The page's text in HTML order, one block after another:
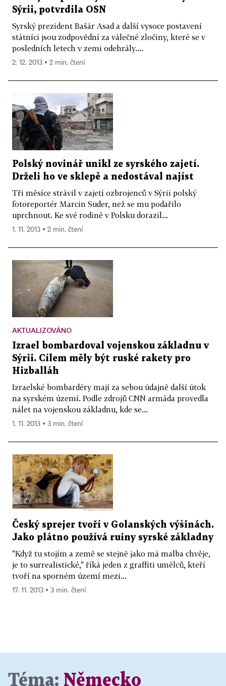
Sýrii, potvrdila OSN
Syrský prezident Bašár Asad a další vysoce postavení
státníci jsou zodpovědní za válečné zločiny, které se v
posledních letech v zemi odehrály....
2. 12. 2013 ▪ 2 min. čtení
Polský novinář unikl ze syrského zajetí.
Drželi ho ve sklepě a nedostával najíst
Tři měsíce strávil v zajetí ozbrojenců v Sýrii polský
fotoreportér Marcin Suder, než se mu podařilo
uprchnout. Ke své rodině v Polsku dorazil...
1. 11. 2013 ▪ 2 min. čtení
AKTUALIZOVÁNO
Izrael bombardoval vojenskou základnu v
Sýrii. Cílem měly být ruské rakety pro
Hizballáh
Izraelské bombardéry mají za sebou údajně další útok
na syrském území. Podle zdrojů CNN armáda provedla
nálet na vojenskou základnu, kde se...
1. 11. 2013 ▪ 3 min. čtení
Český sprejer tvoří v Golanských výšinách.
Jako plátno používá ruiny syrské základny
"Když tu stojím a země se stejně jako má malba chvěje,
je to surrealistické," říká jeden z graffiti umělců, kteří
tvoří na sporném území mezi...
17. 11. 2013 ▪ 3 min. čtení
Téma: Německo